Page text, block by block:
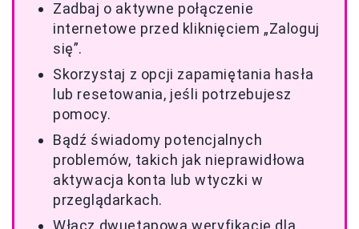
Zadbaj o aktywne połączenie
internetowe przed kliknięciem „Zaloguj
się”.
Skorzystaj z opcji zapamiętania hasła
lub resetowania, jeśli potrzebujesz
pomocy.
Bądź świadomy potencjalnych
problemów, takich jak nieprawidłowa
aktywacja konta lub wtyczki w
przeglądarkach.